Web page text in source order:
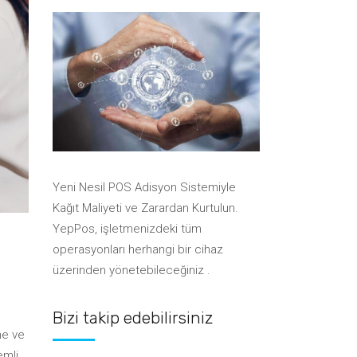
Sistemleri
Boya & Hırdavat Barkod
Sistemleri
Takı & Aksesuar Barkod
Sistemleri
Ayakkabı Barkod Sistemleri
Kurye Yazılımları ile
Entegrasyon
Anlaşmalı Kurye Şirketleri
Yazarkasa Pos Entegrasyonları
Takı & Aksesuar Barkod
Sistemleri
Ayakkabı Barkod Sistemleri
Su Bayisi Sipariş Sistemleri
Yazarkasa Pos Entegrasyonları
ve
Yeni Nesil POS Adisyon Sistemiyle
Kağıt Maliyeti ve Zarardan Kurtulun.
YepPos, işletmenizdeki tüm
operasyonları herhangi bir cihaz
üzerinden yönetebileceğiniz .
Bizi takip edebilirsiniz